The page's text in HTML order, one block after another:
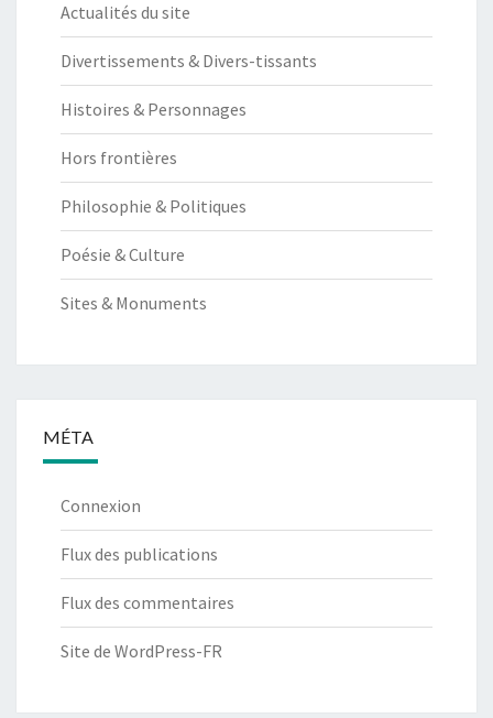
Actualités du site
Divertissements & Divers-tissants
Histoires & Personnages
Hors frontières
Philosophie & Politiques
Poésie & Culture
Sites & Monuments
MÉTA
Connexion
Flux des publications
Flux des commentaires
Site de WordPress-FR